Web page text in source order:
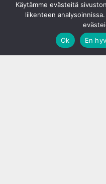
Käytämme evästeitä
liikenteen
Ok
En